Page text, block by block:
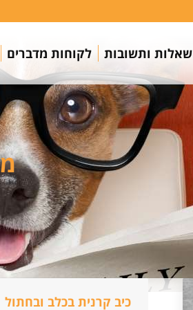
שאלות ותשובות לקוחות מדברים
כיב קרנית בכלב ובחתול